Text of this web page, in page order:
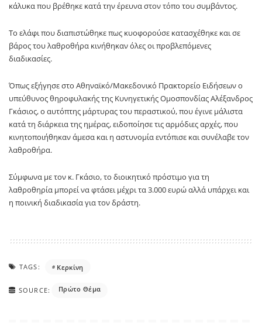
κάλυκα που βρέθηκε κατά την έρευνα στον τόπο του συμβάντος.
Το ελάφι που διαπιστώθηκε πως κυοφορούσε κατασχέθηκε και σε
βάρος του λαθροθήρα κινήθηκαν όλες οι προβλεπόμενες
διαδικασίες.
Όπως εξήγησε στο Αθηναϊκό/Μακεδονικό Πρακτορείο Ειδήσεων ο
υπεύθυνος θηροφυλακής της Κυνηγετικής Ομοσπονδίας Αλέξανδρος
Γκάσιος, ο αυτόπτης μάρτυρας του περαστικού, που έγινε μάλιστα
κατά τη διάρκεια της ημέρας, ειδοποίησε τις αρμόδιες αρχές, που
κινητοποιήθηκαν άμεσα και η αστυνομία εντόπισε και συνέλαβε τον
λαθροθήρα.
Σύμφωνα με τον κ. Γκάσιο, το διοικητικό πρόστιμο για τη
λαθροθηρία μπορεί να φτάσει μέχρι τα 3.000 ευρώ αλλά υπάρχει και
η ποινική διαδικασία για τον δράστη.
TAGS: Κερκίνη
SOURCE: Πρώτο Θέμα